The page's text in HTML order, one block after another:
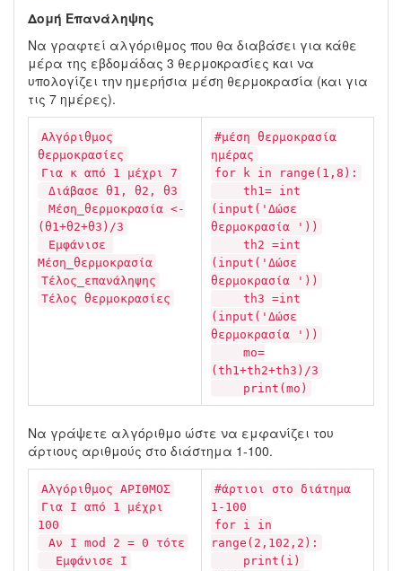
Δομή Επανάληψης
Να γραφτεί αλγόριθμος που θα διαβάσει για κάθε
μέρα της εβδομάδας 3 θερμοκρασίες και να
υπολογίζει την ημερήσια μέση θερμοκρασία (και για
τις 7 ημέρες).
Αλγόριθμος
θερμοκρασίες
Για κ από 1 μέχρι 7
Διάβασε θ1, θ2, θ3
Μέση_θερμοκρασία <-
(θ1+θ2+θ3)/3
Εμφάνισε
Μέση_θερμοκρασία
Τέλος_επανάληψης
Τέλος θερμοκρασίες
#μέση θερμοκρασία
ημέρας
for k in range(1,8):
th1= int
(input('Δώσε
θερμοκρασία '))
th2 =int
(input('Δώσε
θερμοκρασία '))
th3 =int
(input('Δώσε
θερμοκρασία '))
mo=
(th1+th2+th3)/3
print(mo)
Να γράψετε αλγόριθμο ώστε να εμφανίζει του
άρτιους αριθμούς στο διάστημα 1-100.
Αλγόριθμος ΑΡΙΘΜΟΣ
Για Ι από 1 μέχρι
100
Αν Ι mod 2 = 0 τότε
Εμφάνισε Ι
#άρτιοι στο διάτημα
1-100
for i in
range(2,102,2):
print(i)